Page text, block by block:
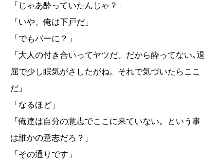
「じゃあ酔っていたんじゃ？」
「いや、俺は下戸だ」
「でもバーに？」
「大人の付き合いってヤツだ。だから酔ってない｡退
屈で少し眠気がさしたがね。それで気づいたらここ
だ」
「なるほど」
「俺達は自分の意志でここに来ていない。という事
は誰かの意志だろ？」
「その通りです」